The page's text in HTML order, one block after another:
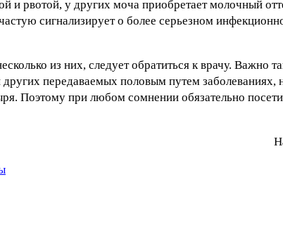
рвотой, у других моча приобретает молочный
сигнализирует о более серьезном
из них, следует обратиться к врачу. Важно
других передаваемых половым путем заболеваниях,
Поэтому при любом сомнении обязательно